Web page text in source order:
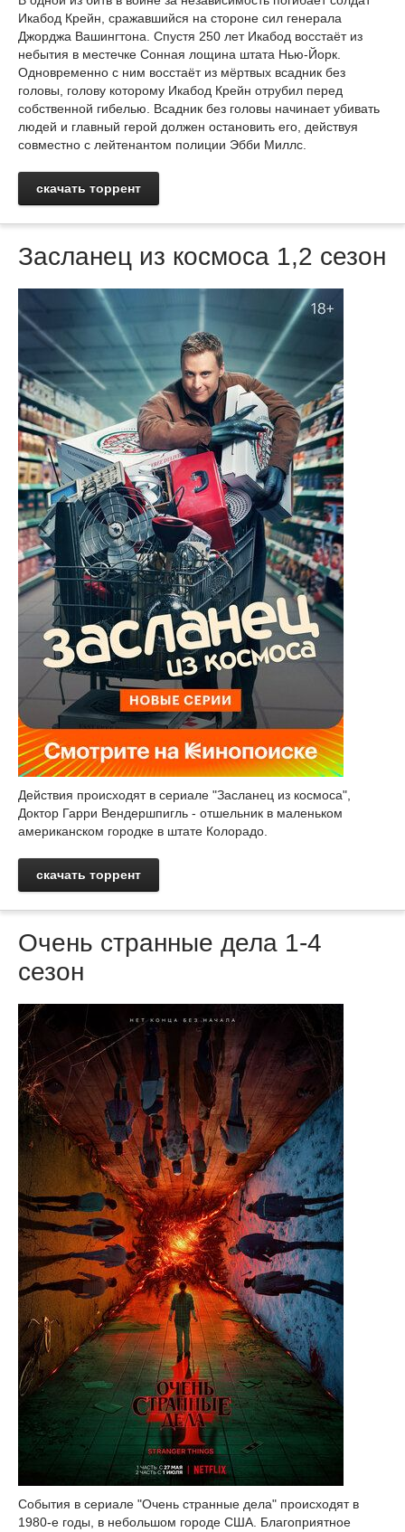
Икабод Крейн, сражавшийся на стороне сил генерала
Джорджа Вашингтона. Спустя 250 лет Икабод восстаёт из
небытия в местечке Сонная лощина штата Нью-Йорк.
Одновременно с ним восстаёт из мёртвых всадник без
головы, голову которому Икабод Крейн отрубил перед
собственной гибелью. Всадник без головы начинает убивать
людей и главный герой должен остановить его, действуя
совместно с лейтенантом полиции Эбби Миллс.
скачать торрент
Засланец из космоса 1,2 сезон
Действия происходят в сериале "Засланец из космоса",
Доктор Гарри Вендершпигль - отшельник в маленьком
американском городке в штате Колорадо.
скачать торрент
Очень странные дела 1-4
сезон
События в сериале "Очень странные дела" происходят в
1980-е годы, в небольшом городе США. Благоприятное